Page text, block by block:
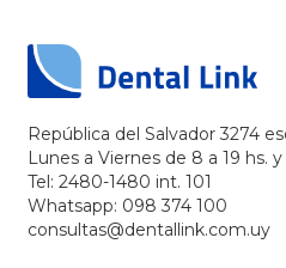
República del Salvador 3274
Lunes a Viernes de 8 a 19 hs.
Tel: 2480-1480 int. 101
Whatsapp: 098 374 100
consultas@dentallink.com.uy